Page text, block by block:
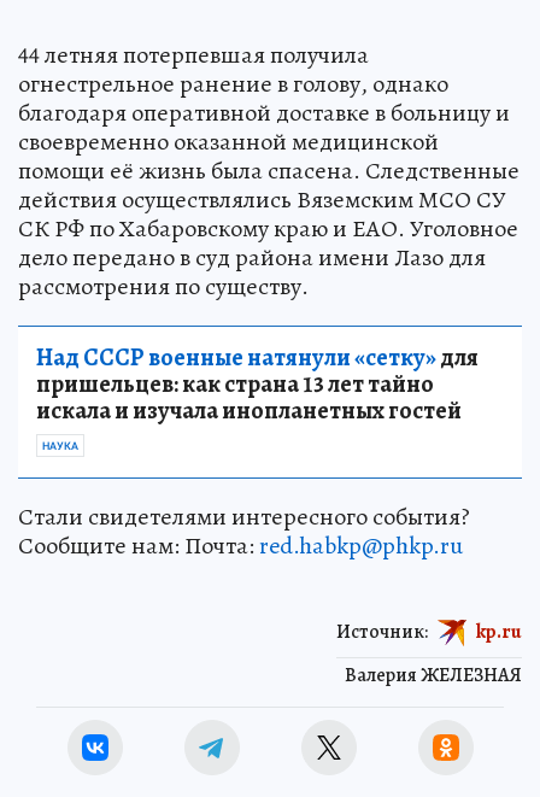
44 летняя потерпевшая получила
огнестрельное ранение в голову, однако
благодаря оперативной доставке в больницу и
своевременно оказанной медицинской
помощи её жизнь была спасена. Следственные
действия осуществлялись Вяземским МСО СУ
СК РФ по Хабаровскому краю и ЕАО. Уголовное
дело передано в суд района имени Лазо для
рассмотрения по существу.
Над СССР военные натянули «сетку»для
пришельцев: как страна 13 лет тайно
искала и изучала инопланетных гостей
НАУКА
Стали свидетелями интересного события?
Сообщите нам: Почта:red.habkp@phkp.ru
Валерия ЖЕЛЕЗНАЯ
Источник: kp.ru